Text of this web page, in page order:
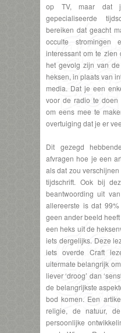
op TV, maar dat
gepecialiseerde
bereiken dat geacht
occulte
interessant om te zien
het gevolg zijn van
heksen, in plaats van
media. Dat je een
voor de radio te doen
om eens mee te
overtuiging dat je er
Dit gezegd
afvragen hoe je een
als dat zou
tijdschrift. Ook bij
beantwoording uit
allereerste is dat
geen ander beeld
een heks uit de
iets dergelijks. Deze
iets overde Craft
uitermate belangrijk
liever ‘droog’ dan
de belangrijkste
bod komen. Een
religie, de natuur,
persoonlijke